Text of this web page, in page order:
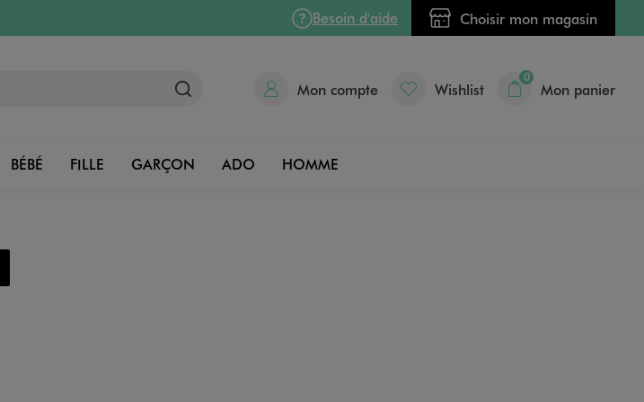
Besoin d'aide Choisir mon magasin
Mon compte Wishlist
0
Mon panier
BÉBÉ FILLE GARÇON ADO HOMME